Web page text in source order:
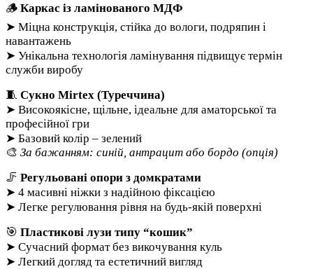
🪵 Каркас із ламінованого МДФ
➤ Міцна конструкція, стійка до вологи, подряпин і
навантажень
➤ Унікальна технологія ламінування підвищує термін
служби виробу
🧵 Сукно Mirtex (Туреччина)
➤ Високоякісне, щільне, ідеальне для аматорської та
професійної гри
➤ Базовий колір – зелений
🎨 За бажанням: синій, антрацит або бордо (опція)
🦵 Регульовані опори з домкратами
➤ 4 масивні ніжки з надійною фіксацією
➤ Легке регулювання рівня на будь-якій поверхні
🎯 Пластикові лузи типу “кошик”
➤ Сучасний формат без викочування куль
➤ Легкий догляд та естетичний вигляд